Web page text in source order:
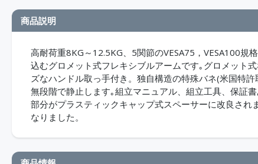
商品説明
高耐荷重8KG～12.5KG、5関節のVESA75，VESA100規
込むグロメット式フレキシブルアームです｡グロメット
ズなハンドル取っ手付き。独自構造の特殊バネ(米国特
無段階で静止します｡組立マニュアル、組立工具、保証
部分がプラスティックキャップ式スペーサーに改良さ
なりました。